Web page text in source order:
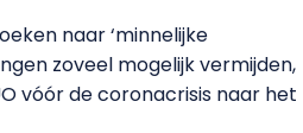
naar ‘minnelijke
zoveel mogelijk vermijden,
vóór de coronacrisis naar het